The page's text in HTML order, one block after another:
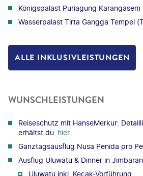
Königspalast Puriagung Karangasem
Wasserpalast Tirta Gangga Tempel
ALLE INKLUSIVLEISTUNGEN
WUNSCHLEISTUNGEN
Reiseschutz mit HanseMerkur:
erhältst du hier
Ganztagsausflug Nusa Penida pro
Ausflug Uluwatu & Dinner in
Uluwatu inkl. Kecak-Vorführung